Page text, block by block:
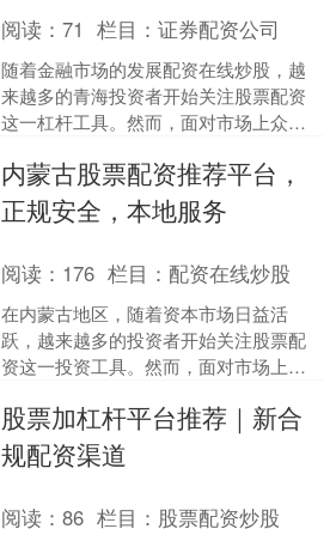
阅读：71 栏目：证券配资公司
随着金融市场的发展配资在线炒股，越
来越多的青海投资者开始关注股票配资
这一杠杆工具。然而，面对市场上众多
险控制，成为投资者最关心....
内蒙古股票配资推荐平台，
正规安全，本地服务
阅读： 176 栏目：配资在线炒股
在内蒙古地区，随着资本市场日益活
跃，越来越多的投资者开始关注股票配
资这一投资工具。然而，面对市场上众
全、服务优质的配资机构成为投....
股票加杠杆平台推荐｜新合
规配资渠道
阅读：86 栏目： 股票配资炒股